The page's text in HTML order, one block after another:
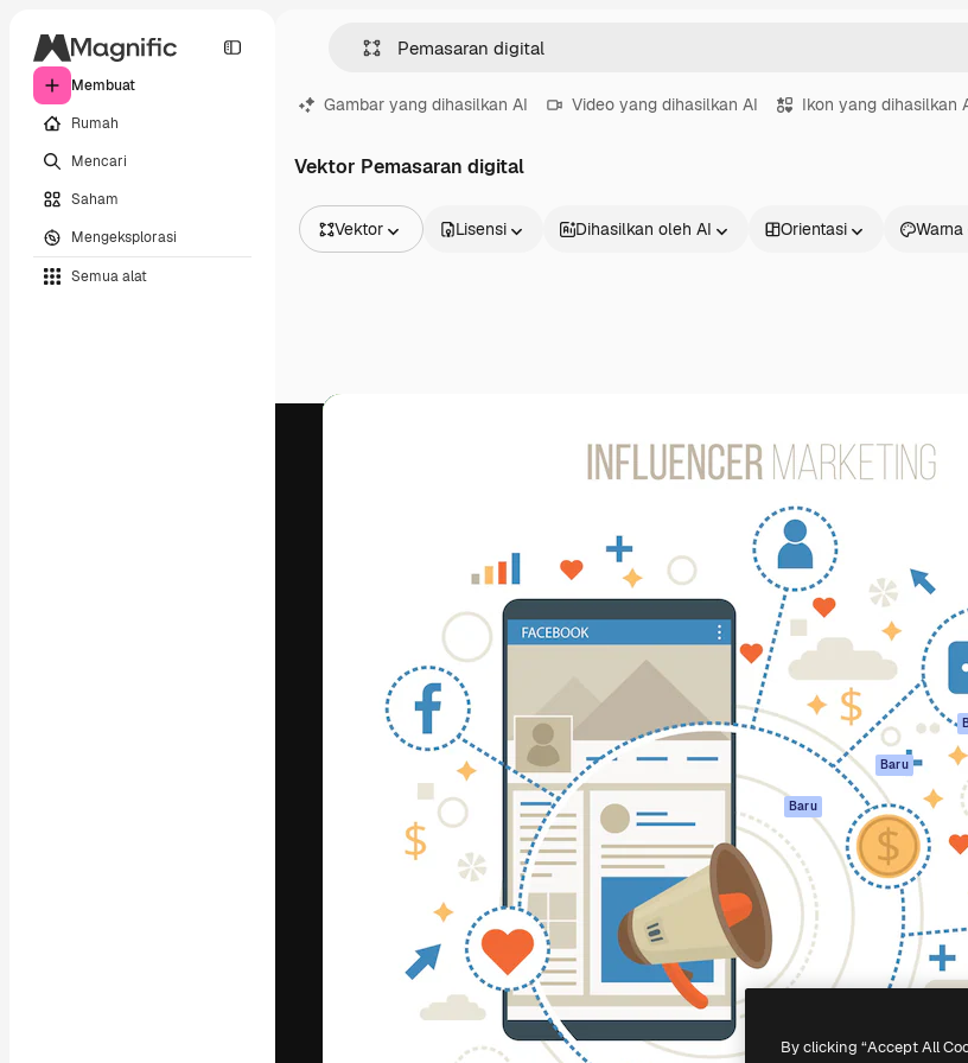
Membuat
Rumah
Mencari
Saham
Mengeksplorasi
Semua alat
Gambar yang dihasilkan AI Video yang dihasilkan AI Ikon yang dihasilkan
Vektor Pemasaran digital
Vektor
Video
Lisensi Dihasilkan oleh AI Orientasi Warna
Platform kreatif untuk mengarahkan karya
terbaik Anda. Lebih dari 1 juta pelanggan
dari kalangan kreatif, perusahaan, agensi,
dan studio.
Bahasa Indonesia
Produk
Spaces
Asisten AI
Generator gambar
AI
Generator video AI
Generator suara AI
Konten stok
MCP untuk
Claude/ChatGPT
Baru
Baru
API
Aplikasi seluler
Semua alat
Magnific
Asli
Afiliasi
Copyright © 2010-2026Freepik Company S.L.U. Hak cipta dilindungi undang-
By clicking “Accept All